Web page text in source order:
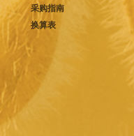
采购指南
换算表